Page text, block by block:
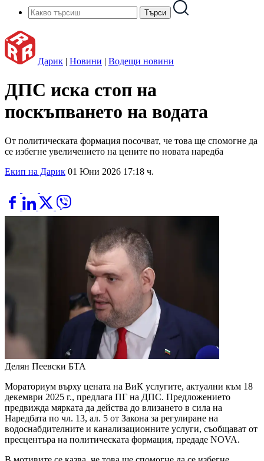
Дарик | Новини | Водещи новини
ДПС иска стоп на
поскъпването на водата
От политическата формация посочват, че това ще спомогне да
се избегне увеличението на цените по новата наредба
Екип на Дарик 01 Юни 2026 17:18 ч.
Делян Пеевски БТА
Мораториум върху цената на ВиК услугите, актуални към 18
декември 2025 г., предлага ПГ на ДПС. Предложението
предвижда мярката да действа до влизането в сила на
Наредбата по чл. 13, ал. 5 от Закона за регулиране на
водоснабдителните и канализационните услуги, съобщават от
пресцентъра на политическата формация, предаде NOVA.